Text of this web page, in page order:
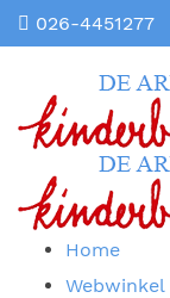
026-4451277
Home
Webwinkel